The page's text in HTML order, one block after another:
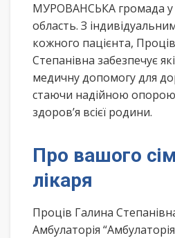
МУРОВАНСЬКА громада
область. З
кожного пацієнта,
Степанівна забезпечує
медичну допомогу для
стаючи надійною
здоров’я всієї родини.
Про вашого
лікаря
Проців Галина
Амбулаторія